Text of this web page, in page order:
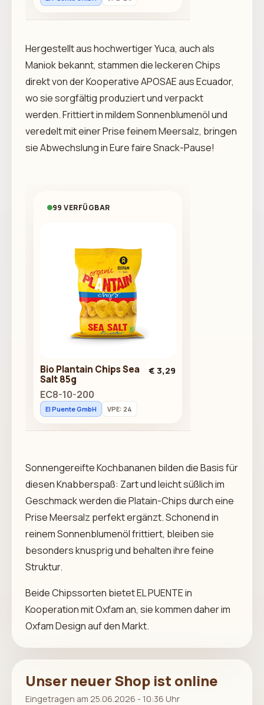
Hergestellt aus hochwertiger Yuca, auch als
Maniok bekannt, stammen die leckeren Chips
direkt von der Kooperative APOSAE aus Ecuador,
wo sie sorgfältig produziert und verpackt
werden. Frittiert in mildem Sonnenblumenöl und
veredelt mit einer Prise feinem Meersalz, bringen
sie Abwechslung in Eure faire Snack-Pause!
99 VERFÜGBAR
Bio Plantain Chips Sea
Salt 85g
EC8-10-200
€ 3,29
El Puente GmbH VPE: 24
Sonnengereifte Kochbananen bilden die Basis für
diesen Knabberspaß: Zart und leicht süßlich im
Geschmack werden die Platain-Chips durch eine
Prise Meersalz perfekt ergänzt. Schonend in
reinem Sonnenblumenöl frittiert, bleiben sie
besonders knusprig und behalten ihre feine
Struktur.
Beide Chipssorten bietet EL PUENTE in
Kooperation mit Oxfam an, sie kommen daher im
Oxfam Design auf den Markt.
Unser neuer Shop ist online
Eingetragen am 25.06.2026 - 10:36 Uhr